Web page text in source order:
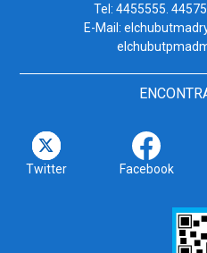
Tel: 4455555.
E-Mail:
Twitter Facebook